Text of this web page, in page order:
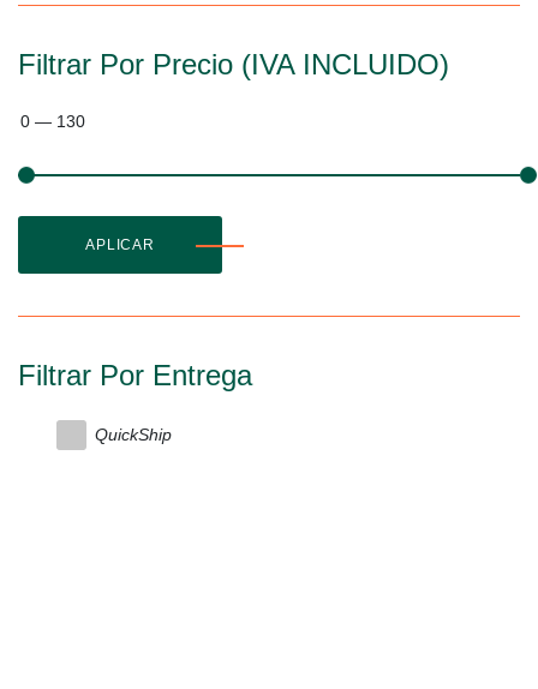
Filtrar Por Precio (IVA INCLUIDO)
0 — 130
APLICAR
Filtrar Por Entrega
QuickShip